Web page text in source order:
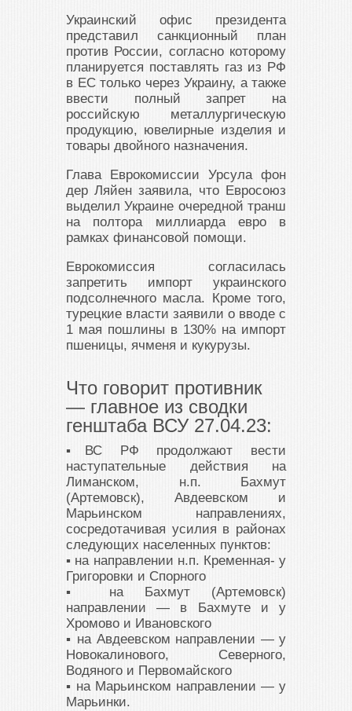
Украинский офис президента
представил санкционный план
против России, согласно которому
планируется поставлять газ из РФ
в ЕС только через Украину, а также
ввести полный запрет на
российскую металлургическую
продукцию, ювелирные изделия и
товары двойного назначения.
Глава Еврокомиссии Урсула фон
дер Ляйен заявила, что Евросоюз
выделил Украине очередной транш
на полтора миллиарда евро в
рамках финансовой помощи.
Еврокомиссия согласилась
запретить импорт украинского
подсолнечного масла. Кроме того,
турецкие власти заявили о вводе с
1 мая пошлины в 130% на импорт
пшеницы, ячменя и кукурузы.
Что говорит противник
— главное из сводки
генштаба ВСУ 27.04.23:
▪️ВС РФ продолжают вести
наступательные действия на
Лиманском, н.п. Бахмут
(Артемовск), Авдеевском и
Марьинском направлениях,
сосредотачивая усилия в районах
следующих населенных пунктов:
▪️ на направлении н.п. Кременная- у
Григоровки и Спорного
▪️ на Бахмут (Артемовск)
направлении — в Бахмуте и у
Хромово и Ивановского
▪️ на Авдеевском направлении — у
Новокалинового, Северного,
Водяного и Первомайского
▪️ на Марьинском направлении — у
Марьинки.